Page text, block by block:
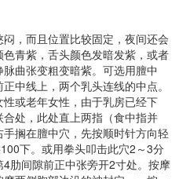
，而且位置比较固定，夜间还会
青紫，舌头颜色发暗发紫，或者
曲张变粗变暗紫。可选用膻中
中线上，两个乳头连线的中点。
或老年女性，由于乳房已经下
处，此处直上两指（食中指并
搁在膻中穴，先按顺时针方向轻
下。或用拳头叩击此穴2～3分
肋间隙前正中张旁开2寸处。按摩